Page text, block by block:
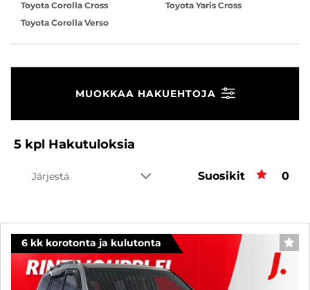
Toyota Corolla Cross
Toyota Corolla Verso
Toyota Yaris Cross
MUOKKAA HAKUEHTOJA
5 kpl Hakutuloksia
Järjestä Suosikit 0
6 kk korotonta ja kulutonta